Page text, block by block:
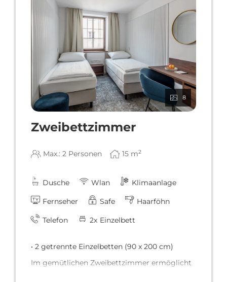
8
Zweibettzimmer
Max.: 2 Personen 15 m2
Dusche Wlan Klimaanlage
Fernseher Safe Haarföhn
Telefon 2x Einzelbett
• 2 getrennte Einzelbetten (90 x 200 cm)
Im gemütlichen Zweibettzimmer ermöglicht